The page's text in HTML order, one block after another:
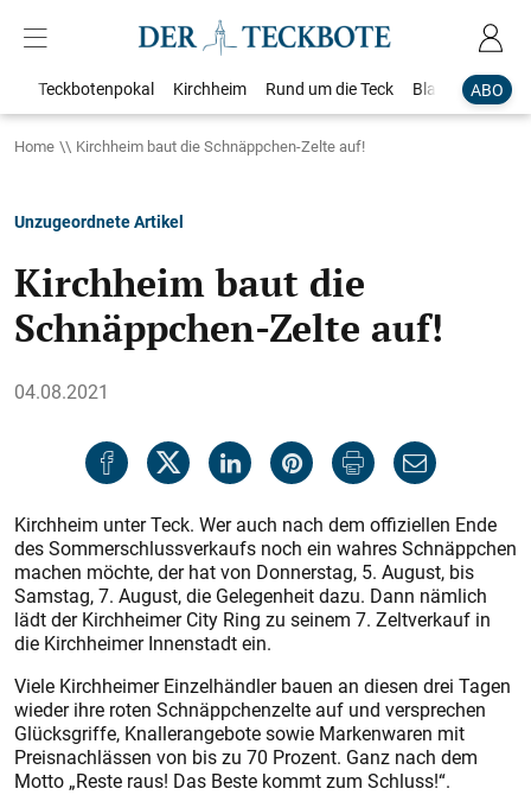
ABO
Teckbotenpokal Kirchheim Rund um die Teck Blaulicht
Home Kirchheim baut die Schnäppchen-Zelte auf!
Unzugeordnete Artikel
Kirchheim baut die
Schnäppchen-Zelte auf!
04.08.2021
Kirchheim unter Teck. Wer auch nach dem offiziellen Ende
des Sommerschlussverkaufs noch ein wahres Schnäppchen
machen möchte, der hat von Donnerstag, 5. August, bis
Samstag, 7. August, die Gelegenheit dazu. Dann nämlich
lädt der Kirchheimer City Ring zu seinem 7. Zeltverkauf in
die Kirchheimer Innenstadt ein.
Viele Kirchheimer Einzelhändler bauen an diesen drei Tagen
wieder ihre roten Schnäppchenzelte auf und versprechen
Glücksgriffe, Knallerangebote sowie Markenwaren mit
Preisnachlässen von bis zu 70 Prozent. Ganz nach dem
Motto „Reste raus! Das Beste kommt zum Schluss!“.